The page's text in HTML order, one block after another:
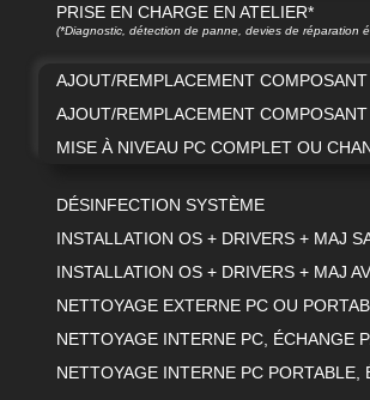
PRISE EN CHARGE EN ATELIER*
(*Diagnostic, détection de panne, devies de réparation
AJOUT/REMPLACEMENT
AJOUT/REMPLACEMENT
MISE À NIVEAU PC COMPLET OU
DÉSINFECTION SYSTÈME
INSTALLATION OS + DRIVERS + MAJ
INSTALLATION OS + DRIVERS + MAJ
NETTOYAGE EXTERNE PC OU
NETTOYAGE INTERNE PC, ÉCHANGE
NETTOYAGE INTERNE PC